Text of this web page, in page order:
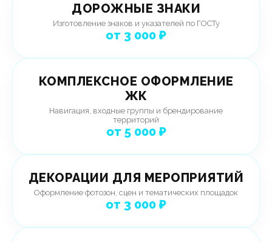
ДОРОЖНЫЕ ЗНАКИ
Изготовление знаков и указателей по ГОСТу
от 3 000 ₽
КОМПЛЕКСНОЕ ОФОРМЛЕНИЕ
ЖК
Навигация, входные группы и брендирование
территорий
от 5 000 ₽
ДЕКОРАЦИИ ДЛЯ МЕРОПРИЯТИЙ
Оформление фотозон, сцен и тематических площадок
от 3 000 ₽